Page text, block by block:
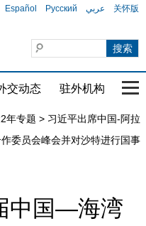
Español Русский عربي 关怀版
交动态 驻外机构 国
年专题 > 习近平出席中国-阿拉
委员会峰会并对沙特进行国事
中国—海湾